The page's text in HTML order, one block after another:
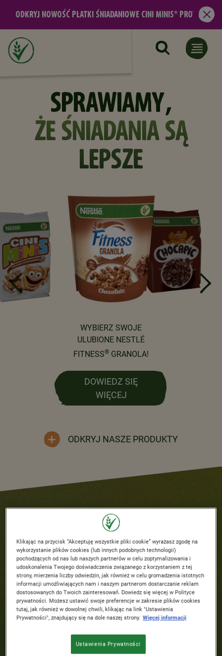
NOWOŚĆ PŁATKI ŚNIADANIOWE CINI MINIS® PROTEIN
SPRAWIAMY,
ŻE ŚNIADANIA SĄ
LEPSZE
WYBIERZ SWOJE
ULUBIONE NESTLÉ
FITNESS® GRANOLA!
DOWIEDZ SIĘ
WIĘCEJ
ODKRYJ NASZE PRODUKTY
Klikając na przycisk “Akceptuję wszystkie pliki cookie” wyrażasz zgodę na
wykorzystanie plików cookies (lub innych podobnych technologii)
pochodzących od nas lub naszych partnerów w celu zoptymalizowania i
udoskonalenia Twojego doświadczenia związanego z korzystaniem z tej
strony, mierzenia liczby odwiedzin, jak również w celu gromadzenia istotnych
informacji umożliwiających nam i naszym partnerom dostarczanie reklam
dostosowanych do Twoich zainteresowań. Dowiedz się więcej w Polityce
prywatności. Możesz ustawić swoje preferencje w zakresie plików cookies
tutaj, jak również w dowolnej chwili, klikając na link "Ustawienia
Prywatności", znajdujący się na dole naszej strony. Więcej informacji
Ustawienia Prywatności